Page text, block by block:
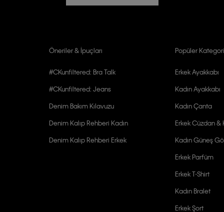
Öneriler & İpuçları
#CKunfiltered: Bra Talk
#CKunfiltered: Jeans
Denim Bakım Kılavuzu
Denim Kalıp Rehberi Kadın
Denim Kalıp Rehberi Erkek
Popüler
Erkek Ayakkabı
Kadın Ayakkabı
Kadın Çanta
Erkek Cüzdan &
Kadın Güneş
Erkek Parfüm
Erkek T-Shirt
Kadın Bralet
Erkek Şort